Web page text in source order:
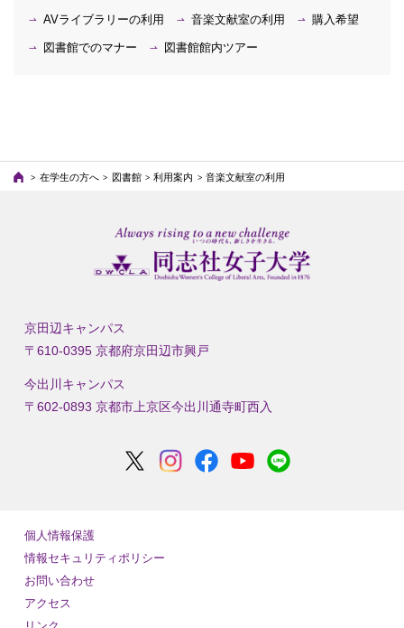
AVライブラリーの利用 音楽文献室の利用 購入希望
図書館でのマナー 図書館館内ツアー
在学生の方へ 図書館 利用案内 音楽文献室の利用
京田辺キャンパス
〒610-0395 京都府京田辺市興戸
今出川キャンパス
〒602-0893 京都市上京区今出川通寺町西入
個人情報保護
情報セキュリティポリシー
お問い合わせ
アクセス